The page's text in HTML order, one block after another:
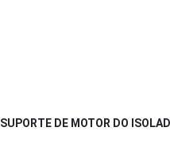
SUPORTE DE MOTOR DO